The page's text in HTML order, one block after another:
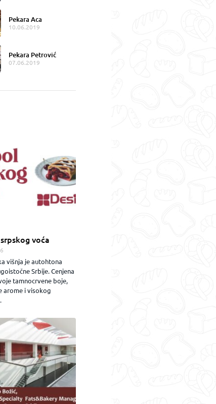
Pekara Aca
10.06.2019
Pekara Petrović
07.06.2019
voća
višnja je autohtona
Srbije. Cenjena
tamnocrvene boje,
arome i visokog